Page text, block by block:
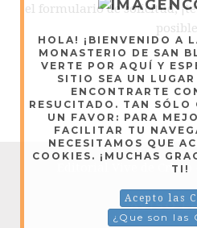
el formulario de solicitud,
Editorial Vive de Cristo
AVISO
HOLA! ¡BIENVENIDO A
MONASTERIO DE SAN
VERTE POR AQUÍ Y
SITIO SEA UN
ENCONTRARTE
RESUCITADO. TAN SÓLO
UN FAVOR: PARA
FACILITAR TU
NECESITAMOS QUE
COOKIES. ¡MUCHAS
TI!
Acepto las
¿Que son las